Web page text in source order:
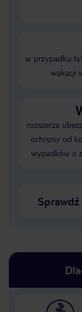
w przypadku
wakacji
rozszerza
ochrony od
wypadków o
Sprawdź